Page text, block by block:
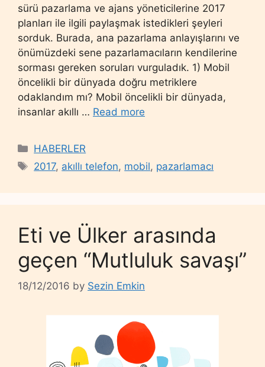
sürü pazarlama ve ajans yöneticilerine 2017
planları ile ilgili paylaşmak istedikleri şeyleri
sorduk. Burada, ana pazarlama anlayışlarını ve
önümüzdeki sene pazarlamacıların kendilerine
sorması gereken soruları vurguladık. 1) Mobil
öncelikli bir dünyada doğru metriklere
odaklandım mı? Mobil öncelikli bir dünyada,
insanlar akıllı … Read more
Categories
HABERLER
Tags
2017, akıllı telefon, mobil, pazarlamacı
Eti ve Ülker arasında
geçen “Mutluluk savaşı”
18/12/2016 by Sezin Emkin